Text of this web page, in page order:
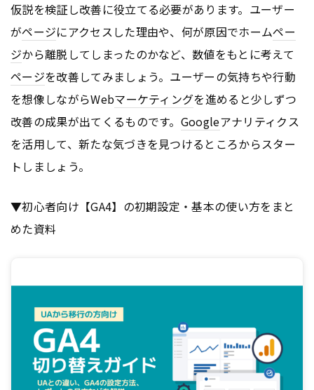
仮説を検証し改善に役立てる必要があります。ユーザー
がページにアクセスした理由や、何が原因でホームペー
ジから離脱してしまったのかなど、数値をもとに考えて
ページを改善してみましょう。ユーザーの気持ちや行動
を想像しながらWebマーケティングを進めると少しずつ
改善の成果が出てくるものです。 Googleアナリティクス
を活用して、新たな気づきを見つけるところからスター
トしましょう。
▼初心者向け【GA4】の初期設定・基本の使い方をまと
めた資料